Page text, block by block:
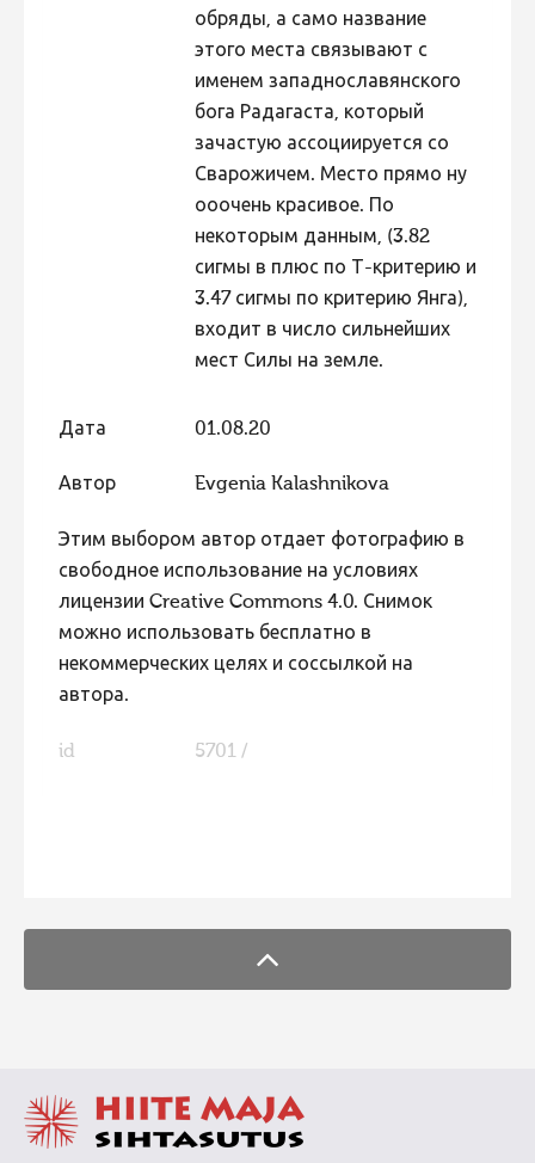
обряды, а само название
этого места связывают с
именем западнославянского
бога Радагаста, который
зачастую ассоциируется со
Сварожичем. Место прямо ну
ооочень красивое. По
некоторым данным, (3.82
сигмы в плюс по Т-критерию и
3.47 сигмы по критерию Янга),
входит в число сильнейших
мест Силы на земле.
Дата 01.08.20
Автор Evgenia Kalashnikova
Этим выбором автор отдает фотографию в
свободное использование на условиях
лицензии Creative Commons 4.0. Снимок
можно использовать бесплатно в
некоммерческих целях и соссылкой на
автора.
id 5701 /